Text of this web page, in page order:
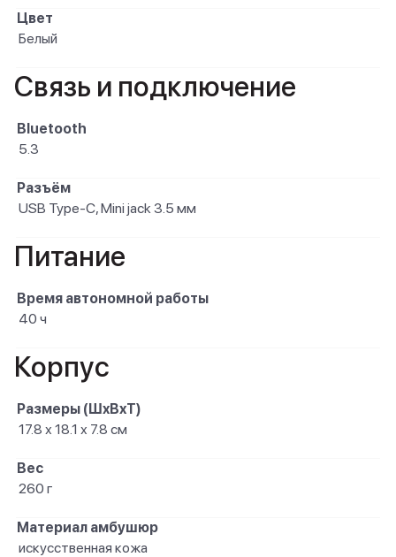
Цвет
Белый
Связь и подключение
Bluetooth
5.3
Разъём
USB Type-C, Mini jack 3.5 мм
Питание
Время автономной работы
40 ч
Корпус
Размеры (ШxВxТ)
17.8 х 18.1 х 7.8 см
Вес
260 г
Материал амбушюр
искусственная кожа